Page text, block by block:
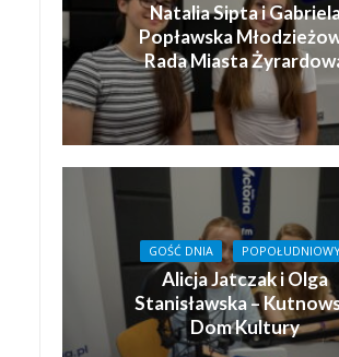
Natalia Sipta i
Popławska
Rada Miasta
GOŚĆ DNIA
Alicja Jatczak i Olga
Stanisławska –
Dom Kultury